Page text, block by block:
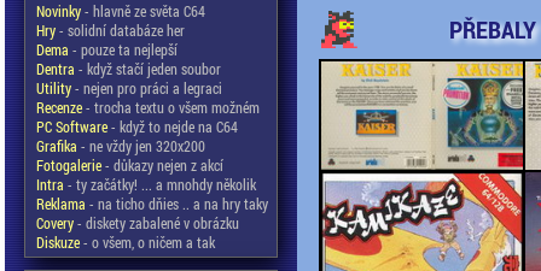
Novinky- hlavně ze světa C64
Hry- solidní databáze her
Dema - pouze ta nejlepší
Dentra - když stačí jeden soubor
Utility- nejen pro práci a legraci
Recenze- trocha textu o všem možném
PC Software- když to nejde na C64
Grafika - ne vždy jen 320x200
Fotogalerie- důkazy nejen z akcí
Intra - ty začátky! ... a mnohdy několik
Reklama - na ticho dňies .. a na hry taky
Covery- diskety zabalené v obrázku
Diskuze- o všem, o ničem a tak